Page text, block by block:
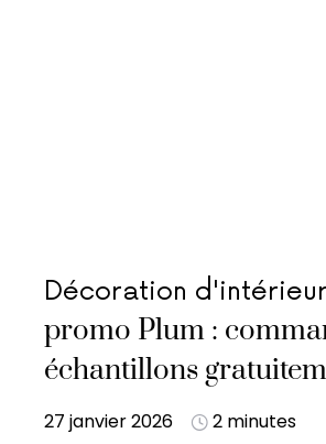
Décoration d'intérieur
promo Plum :
échantillons
27 janvier 2026 2 minutes